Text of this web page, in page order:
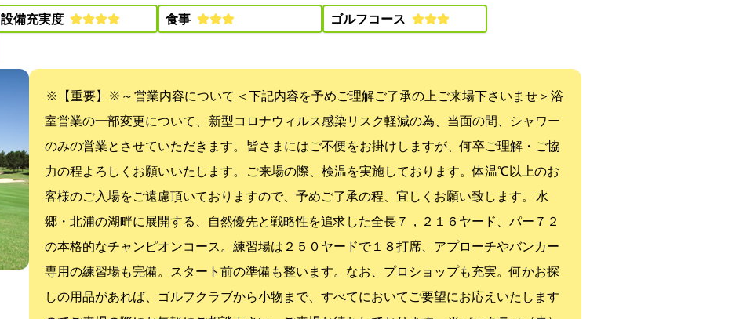
設備充実度: 食事: ゴルフコース:
------------------------------------------------------------------------------------ ※【重要】※2021/5/29～ 営業内容について ------------------------------------------------------------------------------------ ＜下記内容を予めご理解ご了承の上ご来場下さいませ＞ 浴
室営業の一部変更について、 新型コロナウィルス感染リスク軽減の為、当面の間、シャワー
のみの営業とさせていただきます。 皆さまにはご不便をお掛けしますが、何卒ご理解・ご協
力の程よろしくお願いいたします。 ご来場の際、検温を実施しております。体温37.5℃以上のお
客様のご入場をご遠慮頂いておりますので、予めご了承の程、宜しくお願い致します。 ----------------------------------------------------------------------------------- 水
郷・北浦の湖畔に展開する、自然優先と戦略性を追求した全長７，２１６ヤード、パー７２
の本格的なチャンピオンコース。練習場は２５０ヤードで１８打席、アプローチやバンカー
専用の練習場も完備。スタート前の準備も整います。なお、プロショップも充実。何かお探
しの用品があれば、ゴルフクラブから小物まで、すべてにおいてご要望にお応えいたします